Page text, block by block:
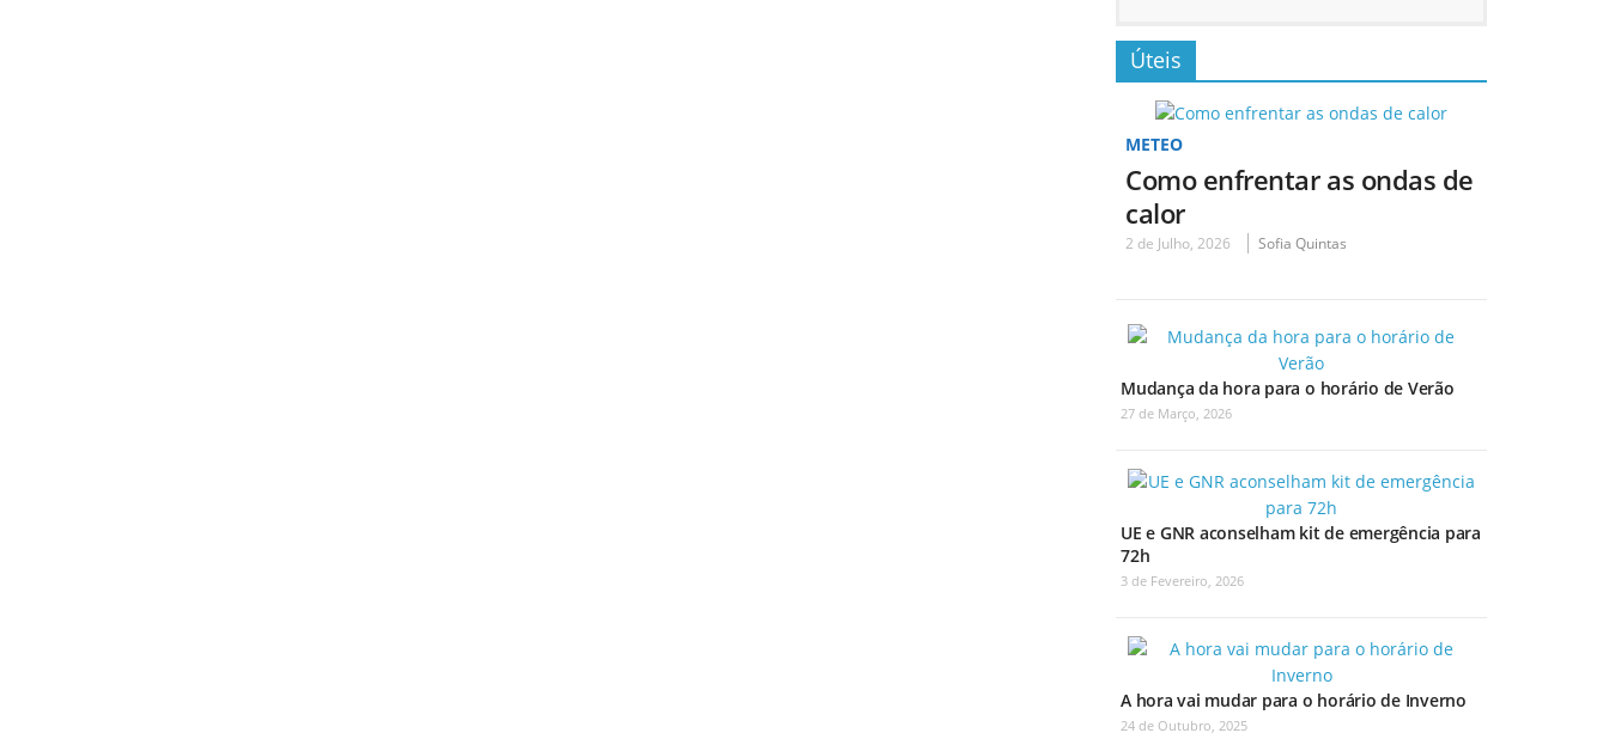
Úteis
METEO
Como enfrentar as ondas de
calor
2 de Julho, 2026 Sofia Quintas
Mudança da hora para o horário de Verão
27 de Março, 2026
UE e GNR aconselham kit de emergência para
72h
3 de Fevereiro, 2026
A hora vai mudar para o horário de Inverno
24 de Outubro, 2025